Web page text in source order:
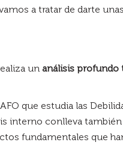
a tratar de darte
un análisis
que estudia las
interno conlleva
fundamentales que